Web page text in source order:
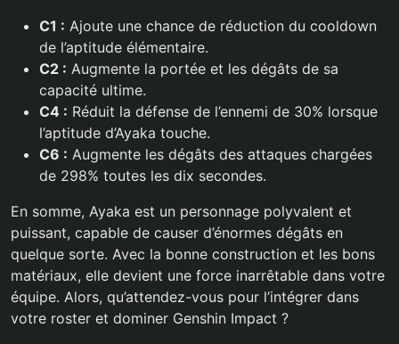
C1 : Ajoute une chance de réduction du cooldown
de l’aptitude élémentaire.
C2 : Augmente la portée et les dégâts de sa
capacité ultime.
C4 : Réduit la défense de l’ennemi de 30% lorsque
l’aptitude d’Ayaka touche.
C6 : Augmente les dégâts des attaques chargées
de 298% toutes les dix secondes.
En somme, Ayaka est un personnage polyvalent et
puissant, capable de causer d’énormes dégâts en
quelque sorte. Avec la bonne construction et les bons
matériaux, elle devient une force inarrêtable dans votre
équipe. Alors, qu’attendez-vous pour l’intégrer dans
votre roster et dominer Genshin Impact ?